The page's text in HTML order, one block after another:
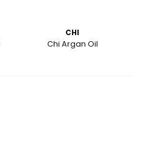
CHI
Chi Argan Oil